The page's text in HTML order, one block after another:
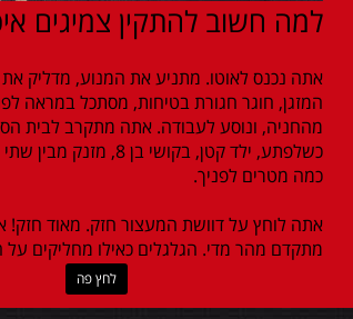
למה חשוב להתקין צמיגים
אתה נכנס לאוטו. מתניע את המנוע, מדליק
המזגן, חוגר חגורת בטיחות, מסתכל במראה
מהחניה, ונוסע לעבודה. אתה מתקרב לבית
כשלפתע, ילד קטן, בקושי בן
כמה מטרים לפניך.
אתה לוחץ על דוושת המעצור חזק. מאוד
מתקדם מהר מדי. הגלגלים כאילו מחליקים על
לחץ פה